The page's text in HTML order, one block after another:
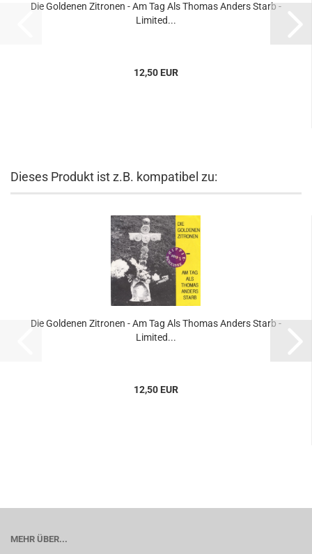
Die Goldenen Zitronen - Am Tag Als Thomas Anders Starb -
Limited...
12,50 EUR
Dieses Produkt ist z.B. kompatibel zu:
Die Goldenen Zitronen - Am Tag Als Thomas Anders Starb -
Limited...
12,50 EUR
MEHR ÜBER...